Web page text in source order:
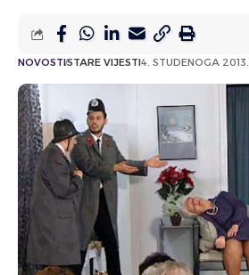
NOVOSTISTARE VIJESTI4. STUDENOGA 2013.